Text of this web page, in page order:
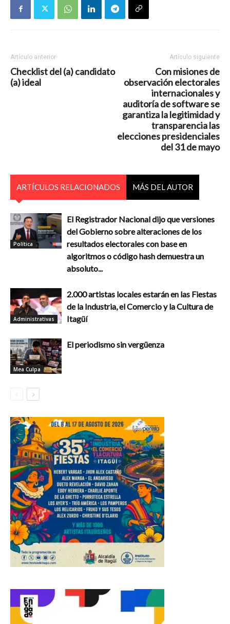
Artículo anterior
Checklist del (a) candidato
(a) ideal
Artículo siguiente
Con misiones de
observación electorales
internacionales y
auditoría de software se
garantiza la legitimidad y
transparencia las
elecciones presidenciales
del 31 de mayo
ARTÍCULOS RELACIONADOS MÁS DEL AUTOR
Política
El Registrador Nacional dijo que versiones
del Gobierno sobre alteraciones de los
resultados electorales con base en
algoritmos o código hash demuestra un
absoluto...
Administrativas
2.000 artistas locales estarán en las Fiestas
de la Industria, el Comercio y la Cultura de
Itagüí
Mea Culpa
El periodismo sin vergüenza